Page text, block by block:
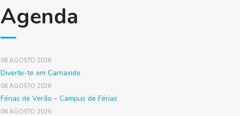
Agenda
06 AGOSTO 2026
Diverte-te em Carnaxide
06 AGOSTO 2026
Férias de Verão – Campus de Férias
06 AGOSTO 2026